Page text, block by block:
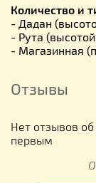
Количество и
- Дадан
- Рута
- Магазинная
Отзывы
Нет отзывов
первым